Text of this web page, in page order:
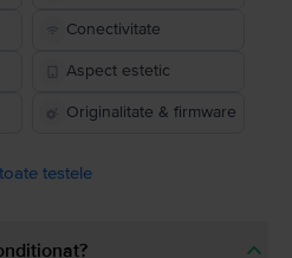
Conectivitate
Aspect estetic
Originalitate & firmware
testele